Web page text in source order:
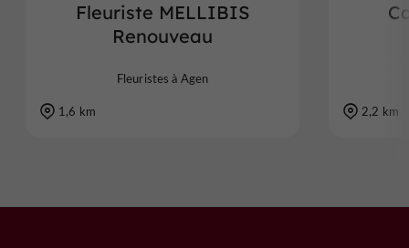
Fleuriste MELLIBIS
Renouveau
Fleuristes à Agen
1,6 km 2,2 km